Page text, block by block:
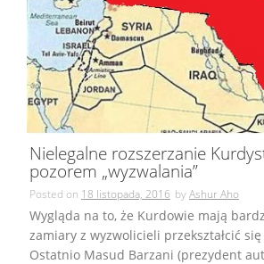
Nielegalne rozszerzanie
pozorem „wyzwalania”
Posted on 18 listopada, 2016 byAshur Aho
Wygląda na to, że Kurdowie mają
zamiary z wyzwolicieli przekształcić
Ostatnio Masud Barzani (prezydent